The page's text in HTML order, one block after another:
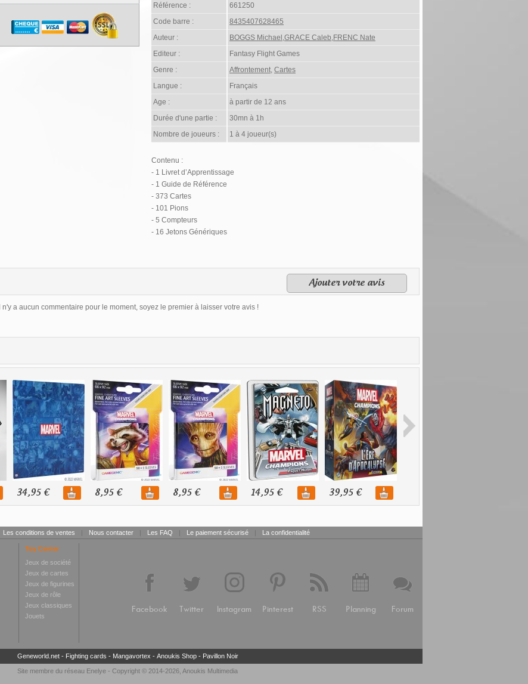
Référence :
661250
Code barre :
8435407628465
Auteur :
BOGGS Michael,GRACE Caleb,FRENC Nate
Editeur :
Fantasy Flight Games
Genre :
Affrontement, Cartes
Langue :
Français
Age :
à partir de 12 ans
Durée d'une partie :
30mn à 1h
Nombre de joueurs :
1 à 4 joueur(s)
Contenu :
- 1 Livret d’Apprentissage
- 1 Guide de Référence
- 373 Cartes
- 101 Pions
- 5 Compteurs
- 16 Jetons Génériques
Ajouter votre avis
Il n'y a aucun commentaire pour le moment, soyez le premier à laisser votre avis !
34,95 € 8,95 € 8,95 € 14,95 € 39,95 €
Les conditions de ventes | Nous contacter | Les FAQ | Le paiement sécurisé | La confidentialité
Toy Center
Jeux de société
Jeux de cartes
Jeux de figurines
Jeux de rôle
Jeux classiques
Jouets
Facebook Twitter Instagram Pinterest RSS Planning Forum
Geneworld.net- Fighting cards - Mangavortex - Anoukis Shop- Pavillon Noir
Site membre du réseau Enelye - Copyright © 2014-2026, Anoukis Multimedia